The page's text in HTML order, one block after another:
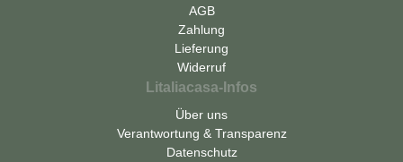
AGB
Zahlung
Lieferung
Widerruf
Litaliacasa-Infos
Über uns
Verantwortung & Transparenz
Datenschutz